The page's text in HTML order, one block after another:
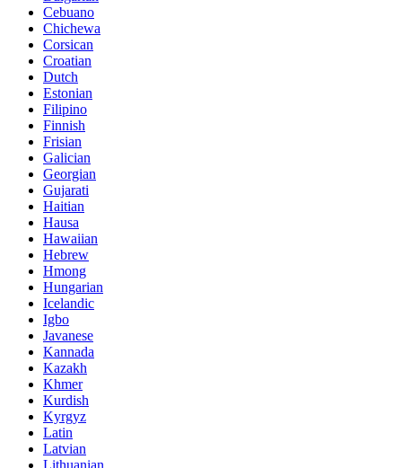
Cebuano
Chichewa
Corsican
Croatian
Dutch
Estonian
Filipino
Finnish
Frisian
Galician
Georgian
Gujarati
Haitian
Hausa
Hawaiian
Hebrew
Hmong
Hungarian
Icelandic
Igbo
Javanese
Kannada
Kazakh
Khmer
Kurdish
Kyrgyz
Latin
Latvian
Lithuanian